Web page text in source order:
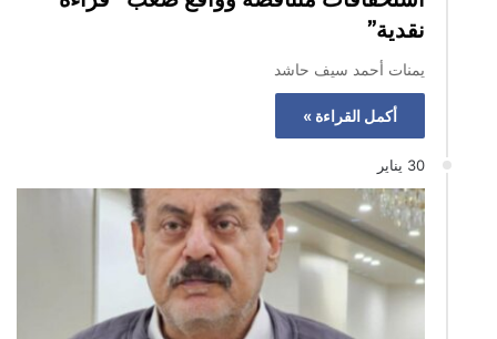
نقدية”
يمنات أحمد سيف حاشد
أكمل القراءة »
30 يناير